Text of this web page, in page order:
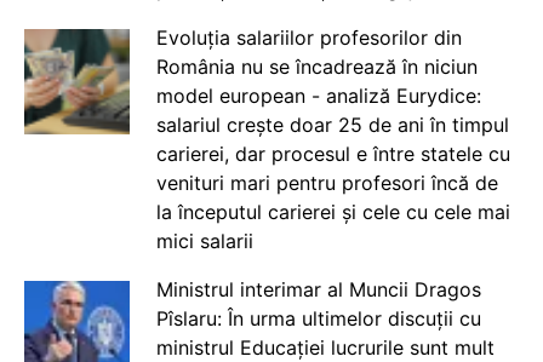
Evoluția salariilor profesorilor din
România nu se încadrează în niciun
model european - analiză Eurydice:
salariul crește doar 25 de ani în timpul
carierei, dar procesul e între statele cu
venituri mari pentru profesori încă de
la începutul carierei și cele cu cele mai
mici salarii
Ministrul interimar al Muncii Dragos
Pîslaru: În urma ultimelor discuții cu
ministrul Educației lucrurile sunt mult